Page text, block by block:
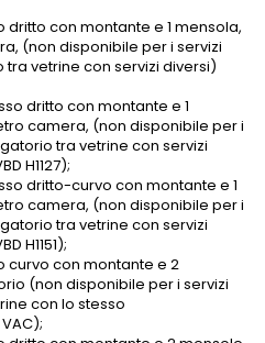
con montante e 1 mensola,
(non disponibile per i servizi
vetrine con servizi diversi)
dritto con montante e 1
camera, (non disponibile per i
tra vetrine con servizi
H1127);
dritto-curvo con montante e 1
camera, (non disponibile per i
tra vetrine con servizi
H1151);
curvo con montante e 2
(non disponibile per i servizi
con lo stesso